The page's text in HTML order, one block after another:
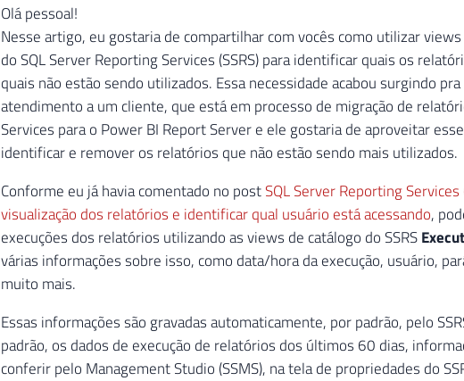
Olá pessoal!
Nesse artigo, eu gostaria de compartilhar com vocês como utilizar
do SQL Server Reporting Services (SSRS) para identificar quais os
quais não estão sendo utilizados. Essa necessidade acabou surgindo
atendimento a um cliente, que está em processo de migração de
Services para o Power BI Report Server e ele gostaria de aproveitar
identificar e remover os relatórios que não estão sendo mais utilizados.
Conforme eu já havia comentado no postSQL Server Reporting Services
visualização dos relatórios e identificar qual usuário está acessando,
execuções dos relatórios utilizando as views de catálogo do SSRS
várias informações sobre isso, como data/hora da execução, usuário,
muito mais.
Essas informações são gravadas automaticamente, por padrão, pelo
padrão, os dados de execução de relatórios dos últimos 60 dias,
conferir pelo Management Studio (SSMS), na tela de propriedades do